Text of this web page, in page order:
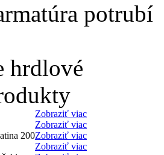
potrubí
hrdlové
Zobraziť viac
Zobraziť viac
200Zobraziť viac
Zobraziť viac